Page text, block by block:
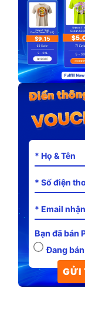
Bạn đã bán
Đang bán